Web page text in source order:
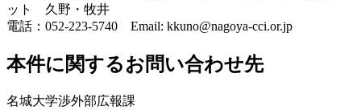
ット 久野・牧井
電話：052-223-5740 Email: kkuno@nagoya-cci.or.jp
本件に関するお問い合わせ先
名城大学渉外部広報課